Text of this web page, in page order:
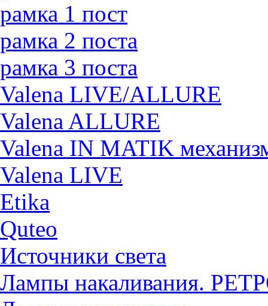
рамка 1 пост
рамка 2 поста
рамка 3 поста
Valena LIVE/ALLURE
Valena ALLURE
Valena IN MATIK
Valena LIVE
Etika
Quteo
Источники света
Лампы накаливания.